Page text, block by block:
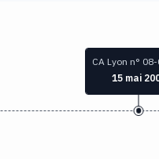
CA Lyon n°
15 mai